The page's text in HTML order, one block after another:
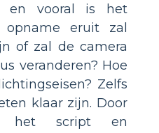
en vooral is het
eruit zal
of zal de camera
veranderen? Hoe
Zelfs
klaar zijn. Door
het script en